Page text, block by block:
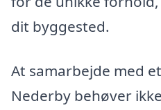
dit byggested.
At samarbejde med
Nederby behøver